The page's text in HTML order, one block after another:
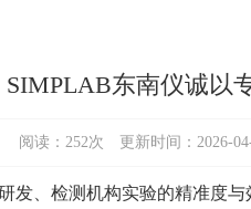
东南仪诚以
阅读： 252次 更新时间：2026-
发、检测机构实验的精准度